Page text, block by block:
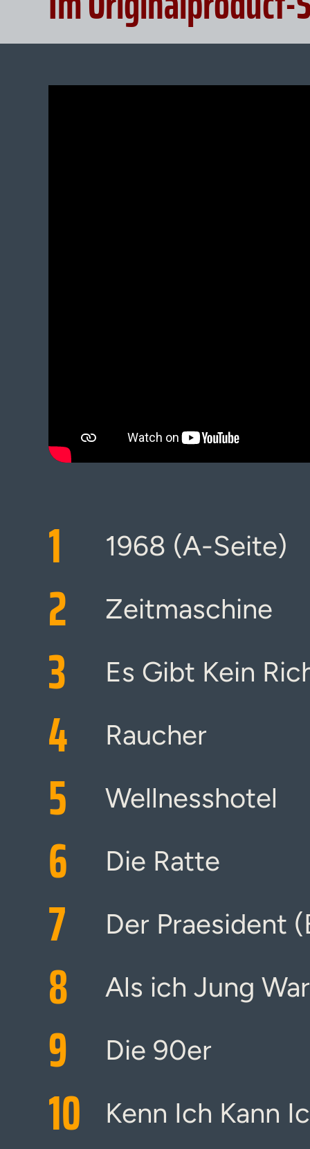
1 1968 (A-Seite)
2 Zeitmaschine
3 Es Gibt Kein
4 Raucher
5 Wellnesshotel
6 Die Ratte
7 Der Praesident
8 Als ich Jung War
9 Die 90er
10 Kenn Ich Kann